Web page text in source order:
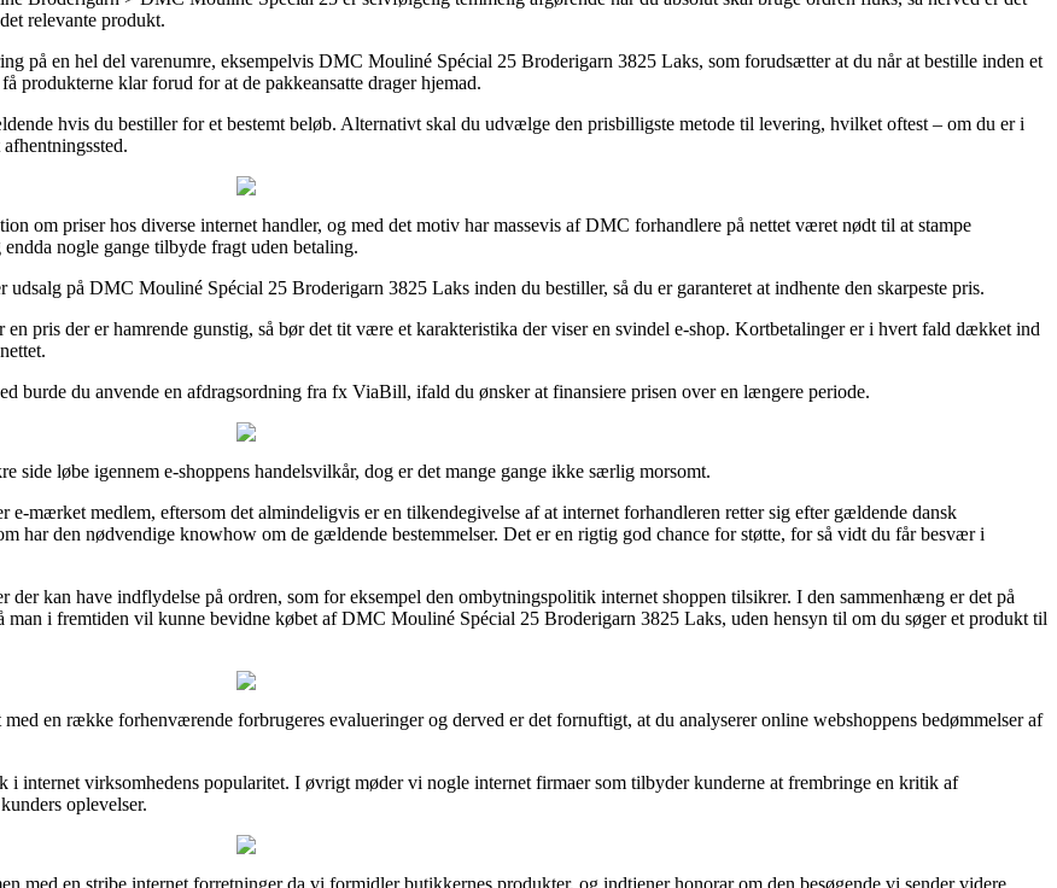
relevante produkt.
på en hel del varenumre, eksempelvis DMC Mouliné Spécial 25 Broderigarn 3825 Laks, som forudsætter at du når at bestille inden et
produkterne klar forud for at de pakkeansatte drager hjemad.
hvis du bestiller for et bestemt beløb. Alternativt skal du udvælge den prisbilligste metode til levering, hvilket oftest – om du er i
om priser hos diverse internet handler, og med det motiv har massevis af DMC forhandlere på nettet været nødt til at stampe
nogle gange tilbyde fragt uden betaling.
på DMC Mouliné Spécial 25 Broderigarn 3825 Laks inden du bestiller, så du er garanteret at indhente den skarpeste pris.
pris der er hamrende gunstig, så bør det tit være et karakteristika der viser en svindel e-shop. Kortbetalinger er i hvert fald dækket ind
burde du anvende en afdragsordning fra fx ViaBill, ifald du ønsker at finansiere prisen over en længere periode.
løbe igennem e-shoppens handelsvilkår, dog er det mange gange ikke særlig morsomt.
mærket medlem, eftersom det almindeligvis er en tilkendegivelse af at internet forhandleren retter sig efter gældende dansk
har den nødvendige knowhow om de gældende bestemmelser. Det er en rigtig god chance for støtte, for så vidt du får besvær i
kan have indflydelse på ordren, som for eksempel den ombytningspolitik internet shoppen tilsikrer. I den sammenhæng er det på
man i fremtiden vil kunne bevidne købet af DMC Mouliné Spécial 25 Broderigarn 3825 Laks, uden hensyn til om du søger et produkt til
en række forhenværende forbrugeres evalueringer og derved er det fornuftigt, at du analyserer online webshoppens bedømmelser af
internet virksomhedens popularitet. I øvrigt møder vi nogle internet firmaer som tilbyder kunderne at frembringe en kritik af
oplevelser.
med en stribe internet forretninger da vi formidler butikkernes produkter, og indtjener honorar om den besøgende vi sender videre